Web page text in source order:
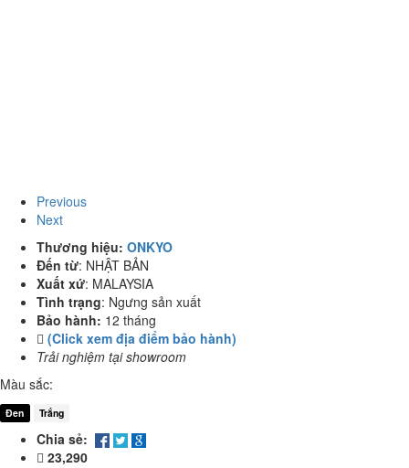
Previous
Next
Thương hiệu: ONKYO
Đến từ: NHẬT BẢN
Xuất xứ: MALAYSIA
Tình trạng: Ngưng sản xuất
Bảo hành: 12 tháng
(Click xem địa điểm bảo hành)
Trải nghiệm tại showroom
Màu sắc:
Đen Trắng
Chia sẻ:
23,290